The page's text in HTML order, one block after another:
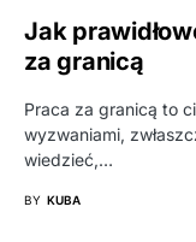
Jak
za granicą
Praca za granicą to
wyzwaniami,
wiedzieć,…
BY KUBA